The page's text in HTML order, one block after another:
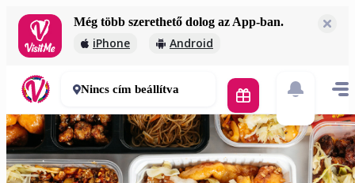
Még több szerethető dolog az App-ban.
iPhone Android
Yun Wu Yang Kínai Kifőzde 🚀
2 000 Ft
30-50 perc
Nincs cím beállítva